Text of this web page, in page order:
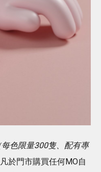
色限量300隻、配有專
於門市購買任何MO自